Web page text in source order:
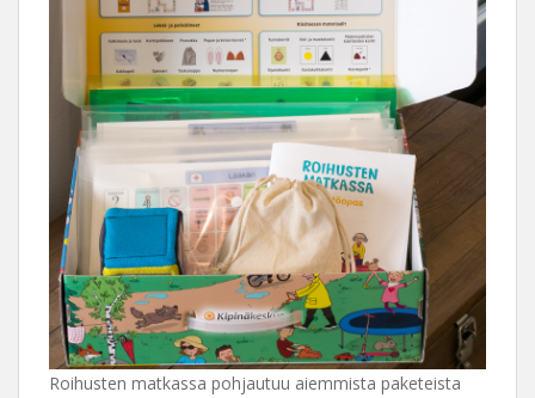
Roihusten matkassa pohjautuu aiemmista paketeista